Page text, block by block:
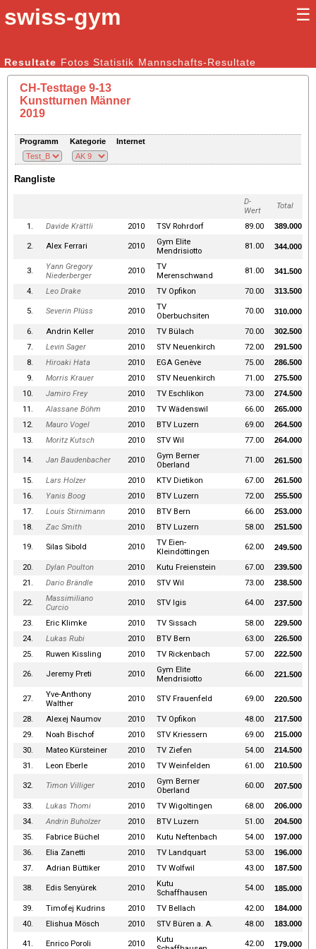
swiss-gym ☰
Kunstturnen Männer | Kunstturnen Frauen
Resultate Fotos Statistik Mannschafts-Resultate
CH-Testtage 9-13
Kunstturnen Männer
2019
Programm Kategorie Internet
Rangliste
D-
Wert
Total
1. Davide Krättli 2010 TSV Rohrdorf 89.00 389.000
2. Alex Ferrari 2010
Gym Elite
Mendrisiotto
81.00 344.000
3.
Yann Gregory
Niederberger
2010
TV
Merenschwand
81.00 341.500
4. Leo Drake 2010 TV Opfikon 70.00 313.500
5. Severin Plüss 2010
TV
Oberbuchsiten
70.00 310.000
6. Andrin Keller 2010 TV Bülach 70.00 302.500
7. Levin Sager 2010 STV Neuenkirch 72.00 291.500
8. Hiroaki Hata 2010 EGA Genève 75.00 286.500
9. Morris Krauer 2010 STV Neuenkirch 71.00 275.500
10. Jamiro Frey 2010 TV Eschlikon 73.00 274.500
11. Alassane Böhm 2010 TV Wädenswil 66.00 265.000
12. Mauro Vogel 2010 BTV Luzern 69.00 264.500
13. Moritz Kutsch 2010 STV Wil 77.00 264.000
14. Jan Baudenbacher 2010
Gym Berner
Oberland
71.00 261.500
15. Lars Holzer 2010 KTV Dietikon 67.00 261.500
16. Yanis Boog 2010 BTV Luzern 72.00 255.500
17. Louis Stirnimann 2010 BTV Bern 66.00 253.000
18. Zac Smith 2010 BTV Luzern 58.00 251.500
19. Silas Sibold 2010
TV Eien-
Kleindöttingen
62.00 249.500
20. Dylan Poulton 2010 Kutu Freienstein 67.00 239.500
21. Dario Brändle 2010 STV Wil 73.00 238.500
22.
Massimiliano
Curcio
2010 STV Igis 64.00 237.500
23. Eric Klimke 2010 TV Sissach 58.00 229.500
24. Lukas Rubi 2010 BTV Bern 63.00 226.500
25. Ruwen Kissling 2010 TV Rickenbach 57.00 222.500
26. Jeremy Preti 2010
Gym Elite
Mendrisiotto
66.00 221.500
27.
Yve-Anthony
Walther
2010 STV Frauenfeld 69.00 220.500
28. Alexej Naumov 2010 TV Opfikon 48.00 217.500
29. Noah Bischof 2010 STV Kriessern 69.00 215.000
30. Mateo Kürsteiner 2010 TV Ziefen 54.00 214.500
31. Leon Eberle 2010 TV Weinfelden 61.00 210.500
32. Timon Villiger 2010
Gym Berner
Oberland
60.00 207.500
33. Lukas Thomi 2010 TV Wigoltingen 68.00 206.000
34. Andrin Buholzer 2010 BTV Luzern 51.00 204.500
35. Fabrice Büchel 2010 Kutu Neftenbach 54.00 197.000
36. Elia Zanetti 2010 TV Landquart 53.00 196.000
37. Adrian Büttiker 2010 TV Wolfwil 43.00 187.500
38. Edis Senyürek 2010
Kutu
Schaffhausen
54.00 185.000
39. Timofej Kudrins 2010 TV Bellach 42.00 184.000
40. Elishua Mösch 2010 STV Büren a. A. 48.00 183.000
41. Enrico Poroli 2010
Kutu
42.00 179.000